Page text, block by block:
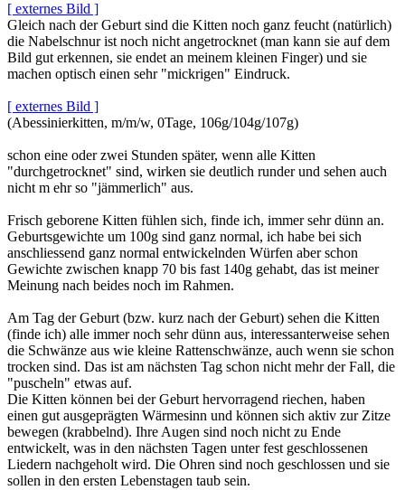
[ externes Bild ]
Gleich nach der Geburt sind die Kitten noch ganz feucht (natürlich)
die Nabelschnur ist noch nicht angetrocknet (man kann sie auf dem
Bild gut erkennen, sie endet an meinem kleinen Finger) und sie
machen optisch einen sehr "mickrigen" Eindruck.
[ externes Bild ]
(Abessinierkitten, m/m/w, 0Tage, 106g/104g/107g)
schon eine oder zwei Stunden später, wenn alle Kitten
"durchgetrocknet" sind, wirken sie deutlich runder und sehen auch
nicht m ehr so "jämmerlich" aus.
Frisch geborene Kitten fühlen sich, finde ich, immer sehr dünn an.
Geburtsgewichte um 100g sind ganz normal, ich habe bei sich
anschliessend ganz normal entwickelnden Würfen aber schon
Gewichte zwischen knapp 70 bis fast 140g gehabt, das ist meiner
Meinung nach beides noch im Rahmen.
Am Tag der Geburt (bzw. kurz nach der Geburt) sehen die Kitten
(finde ich) alle immer noch sehr dünn aus, interessanterweise sehen
die Schwänze aus wie kleine Rattenschwänze, auch wenn sie schon
trocken sind. Das ist am nächsten Tag schon nicht mehr der Fall, die
"puscheln" etwas auf.
Die Kitten können bei der Geburt hervorragend riechen, haben
einen gut ausgeprägten Wärmesinn und können sich aktiv zur Zitze
bewegen (krabbelnd). Ihre Augen sind noch nicht zu Ende
entwickelt, was in den nächsten Tagen unter fest geschlossenen
Liedern nachgeholt wird. Die Ohren sind noch geschlossen und sie
sollen in den ersten Lebenstagen taub sein.